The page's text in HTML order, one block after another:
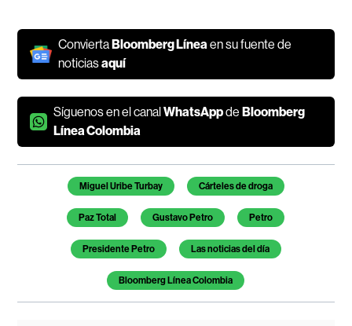
ConviertaBloomberg Líneaen su fuente de
noticiasaquí
Síguenos en el canalWhatsAppdeBloomberg
Línea Colombia
Temas de este artículo
Miguel Uribe Turbay Cárteles de droga
Paz Total Gustavo Petro Petro
Presidente Petro Las noticias del día
Bloomberg Línea Colombia